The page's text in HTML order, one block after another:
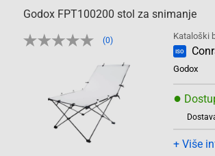
Godox FPT100200 stol za snimanje
(0) Kataloški
ISO
Godox
●
+ Više